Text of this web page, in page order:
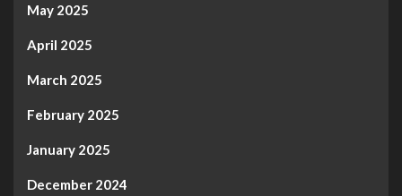
May 2025
April 2025
March 2025
February 2025
January 2025
December 2024